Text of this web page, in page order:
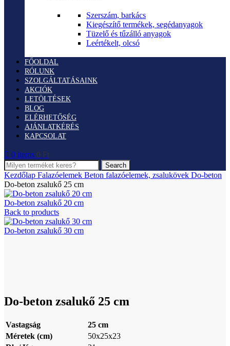
Szerszám, barkács
Kiegészítő termékek, segédanyagok
Tüzelő és tűzálló anyagok
Leértékelt, olcsó
FŐOLDAL
RÓLUNK
SZOLGÁLTATÁSAINK
AKCIÓK
LETÖLTÉSEK
BLOG
ELÉRHETŐSÉG
AJÁNLATKÉRÉS
KAPCSOLAT
0 items 0 Ft
Search
Kezdőlap Falazóelemek Beton falazóelemek, zsalukövek Do-beton
Do-beton zsalukő 25 cm
Do-beton zsalukő 20 cm
Back to products
Do-beton zsalukő 30 cm
Do-beton zsalukő 25 cm
Vastagság
25 cm
Méretek (cm)
50x25x23